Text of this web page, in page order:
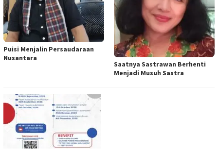
Puisi Menjalin Persaudaraan
Nusantara
Saatnya Sastrawan Berhenti
Menjadi Musuh Sastra